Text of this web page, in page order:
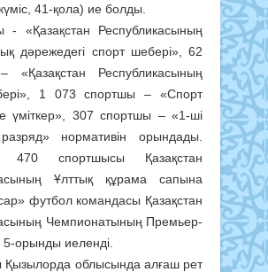
41-қола) ие болды.
- «Қазақстан Республикасының
дәрежедегі спорт шебері», 62
«Қазақстан Республикасының
1 073 спортшы – «Спорт
үміткер», 307 спортшы – «1-ші
нормативін орындады.
470 спортшысы Қазақстан
Ұлттық құрама сапына
футбол командасы Қазақстан
Чемпионатының Премьер-
орынды иеленді.
облысында алғаш рет